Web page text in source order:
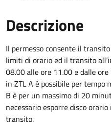
Descrizione
Il permesso consente il
limiti di orario ed il transito
08.00 alle ore 11.00 e dalle
in ZTL A è possibile per
B è per un massimo di 20
necessario esporre disco
transito.